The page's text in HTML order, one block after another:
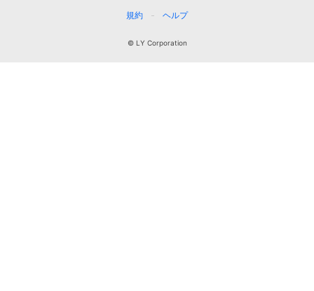
規約
ヘルプ
© LY Corporation